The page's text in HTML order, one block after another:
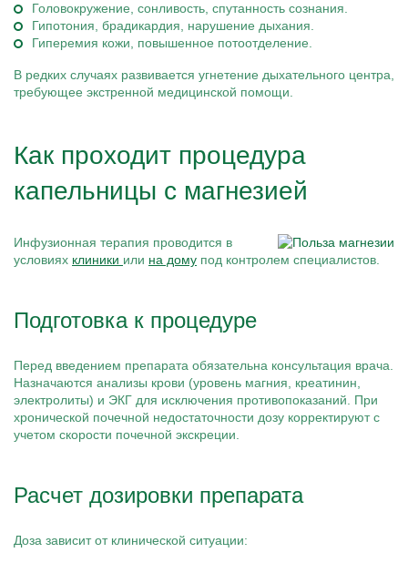
Головокружение, сонливость, спутанность сознания.
Гипотония, брадикардия, нарушение дыхания.
Гиперемия кожи, повышенное потоотделение.
В редких случаях развивается угнетение дыхательного центра,
требующее экстренной медицинской помощи.
Как проходит процедура
капельницы с магнезией
Инфузионная терапия проводится в
условиях клиники или на дому под контролем специалистов.
Подготовка к процедуре
Перед введением препарата обязательна консультация врача.
Назначаются анализы крови (уровень магния, креатинин,
электролиты) и ЭКГ для исключения противопоказаний. При
хронической почечной недостаточности дозу корректируют с
учетом скорости почечной экскреции.
Расчет дозировки препарата
Доза зависит от клинической ситуации: